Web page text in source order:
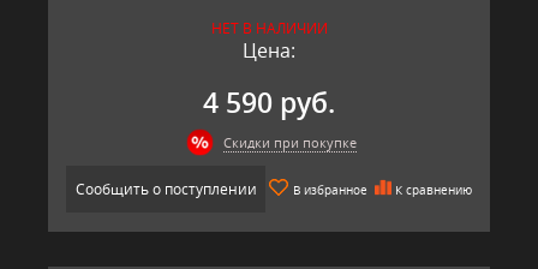
НЕТ В НАЛИЧИИ
Цена:
4 590 руб.
Скидки при покупке
Сообщить о поступлении В избранное К сравнению